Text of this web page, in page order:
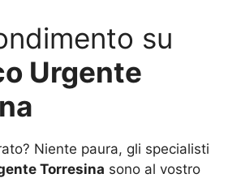
su
Urgente
Niente paura, gli specialisti
Torresina sono al vostro